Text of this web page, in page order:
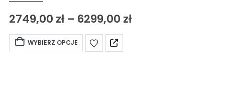
2749,00 zł – 6299,00 zł
WYBIERZ OPCJE